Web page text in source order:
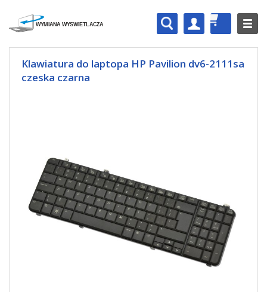
Klawiatura do laptopa HP Pavilion dv6-2111sa
czeska czarna